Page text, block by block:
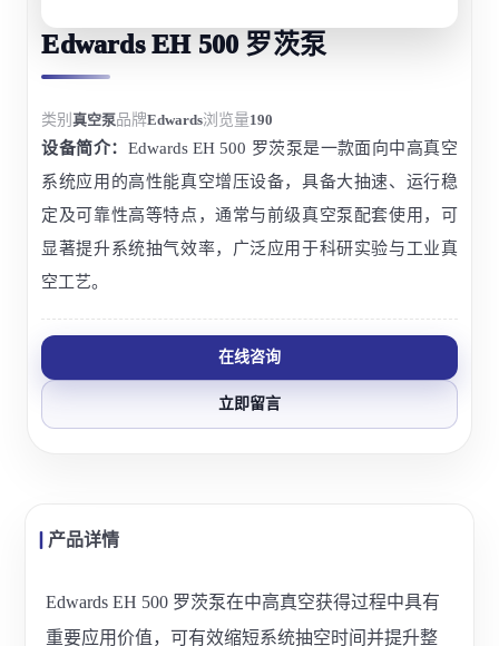
Edwards EH 500 罗茨泵
类别真空泵品牌Edwards浏览量190
设备简介： Edwards EH 500 罗茨泵是一款面向中高真空
系统应用的高性能真空增压设备，具备大抽速、运行稳
定及可靠性高等特点，通常与前级真空泵配套使用，可
显著提升系统抽气效率，广泛应用于科研实验与工业真
空工艺。
在线咨询
立即留言
产品详情
Edwards EH 500 罗茨泵在中高真空获得过程中具有
重要应用价值，可有效缩短系统抽空时间并提升整